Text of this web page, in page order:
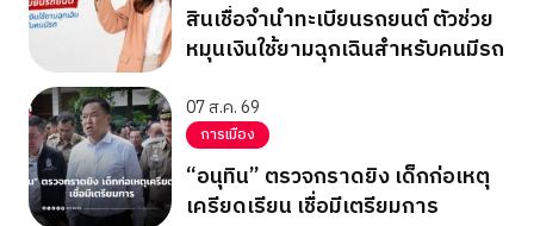
สินเชื่อจำนำทะเบียนรถยนต์ ตัวช่วย
หมุนเงินใช้ยามฉุกเฉินสำหรับคนมีรถ
07 ส.ค. 69
การเมือง
“อนุทิน” ตรวจกราดยิง เด็กก่อเหตุ
เครียดเรียน เชื่อมีเตรียมการ